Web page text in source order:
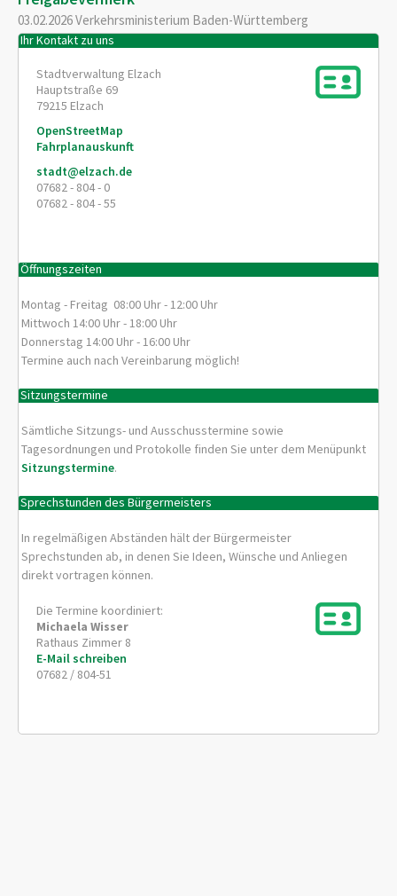
03.02.2026 Verkehrsministerium Baden-Württemberg
Ihr Kontakt zu uns
Stadtverwaltung Elzach
Hauptstraße 69
79215 Elzach
OpenStreetMap
Fahrplanauskunft
stadt@elzach.de
07682 - 804 - 0
07682 - 804 - 55
Öffnungszeiten
Montag - Freitag 08:00 Uhr - 12:00 Uhr
Mittwoch 14:00 Uhr - 18:00 Uhr
Donnerstag 14:00 Uhr - 16:00 Uhr
Termine auch nach Vereinbarung möglich!
Sitzungstermine
Sämtliche Sitzungs- und Ausschusstermine sowie
Tagesordnungen und Protokolle finden Sie unter dem Menüpunkt
Sitzungstermine.
Sprechstunden des Bürgermeisters
In regelmäßigen Abständen hält der Bürgermeister
Sprechstunden ab, in denen Sie Ideen, Wünsche und Anliegen
direkt vortragen können.
Die Termine koordiniert:
Michaela Wisser
Rathaus Zimmer 8
E-Mail schreiben
07682 / 804-51